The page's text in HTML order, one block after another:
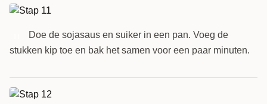
Doe de sojasaus en suiker in een pan. Voeg de
stukken kip toe en bak het samen voor een paar minuten.